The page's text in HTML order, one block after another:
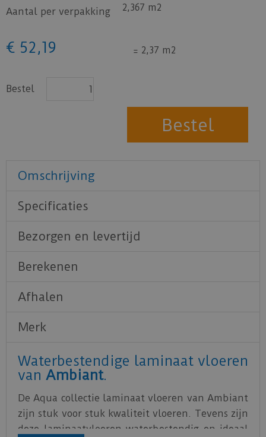
Aantal per verpakking 2,367 m2
€ 52 ,19 = 2,37 m2
Bestel
Omschrijving
Specificaties
Bezorgen en levertijd
Berekenen
Afhalen
Merk
Waterbestendige laminaat vloeren
van Ambiant.
De Aqua collectie laminaat vloeren van Ambiant
zijn stuk voor stuk kwaliteit vloeren. Tevens zijn
deze laminaatvloeren waterbestendig en ideaal